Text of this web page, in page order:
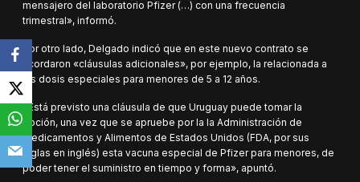
mensajero del laboratorio Pfizer (…) con una frecuencia
trimestral», informó.
Por otro lado, Delgado indicó que en este nuevo contrato se
acordaron «cláusulas adicionales», por ejemplo, la relacionada a
las dosis especiales para menores de 5 a 12 años.
«Está previsto una cláusula de que Uruguay puede tomar la
opción, una vez que se apruebe por la la Administración de
Medicamentos y Alimentos de Estados Unidos (FDA, por sus
siglas en inglés) esta vacuna especial de Pfizer para menores, de
poder tener el suministro en tiempo y forma», apuntó.